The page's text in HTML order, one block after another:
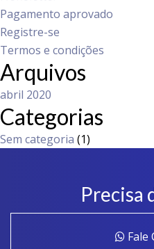
Pagamento aprovado
Registre-se
Termos e condições
Arquivos
abril 2020
Categorias
Sem categoria (1)
Precisa
Fale